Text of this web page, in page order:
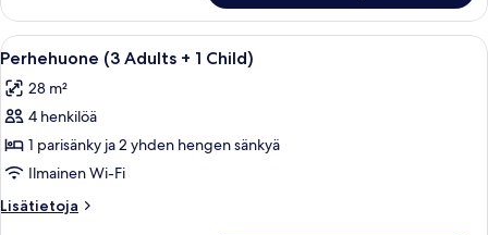
Adults)
Avaa
kaikki
huonetyypin
Perhehuone
(3
Adults
+
1
Moderni hotellihuone, jossa on
5
Perhehuone (3 Adults + 1 Child)
28 m²
4 henkilöä
1 parisänky ja 2 yhden hengen sänkyä
Ilmainen Wi-Fi
Lisätietoja
Lisätietoja